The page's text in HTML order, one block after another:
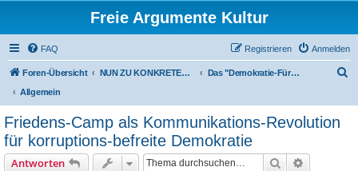
Freie Argumente Kultur
FAQ Anmelden
Registrieren
Foren-Übersicht NUN ZU KONKRETEN AKTIONEN U PROJEKTEN, ALS WICHTIGSTES AUSSER-PARLAMENTARISCHE KOMMUNEN WIE DAS DeFüCa
Das "Demokratie-Fürsorge-Camp (DeFüCa)" als Gesamt-Projekt
Allgemein
Friedens-Camp als Kommunikations-Revolution
für korruptions-befreite Demokratie
Antworten Suche